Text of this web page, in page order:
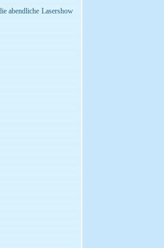
abendliche Lasershow